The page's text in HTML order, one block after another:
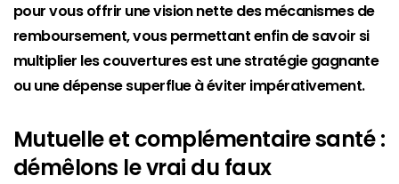
pour vous offrir une vision nette des mécanismes de
remboursement, vous permettant enfin de savoir si
multiplier les couvertures est une stratégie gagnante
ou une dépense superflue à éviter impérativement.
Mutuelle et complémentaire santé :
démêlons le vrai du faux